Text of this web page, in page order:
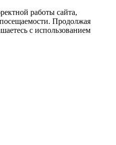
работы сайта,
Продолжая
с использованием